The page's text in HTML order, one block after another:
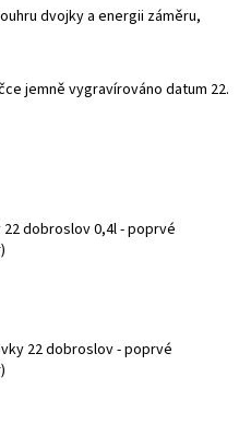
dvojky a energii záměru,
jemně vygravírováno datum 22.
dobroslov 0,4l - poprvé
22 dobroslov - poprvé